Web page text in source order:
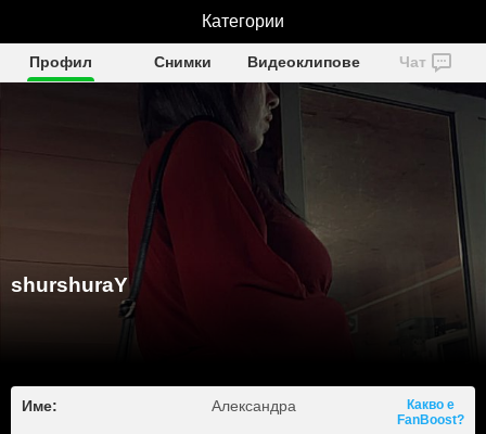
shurshuraY
Профил Снимки Видеоклипове Чат
shurshuraY
Име: Александра
Какво е
FanBoost?
Категории